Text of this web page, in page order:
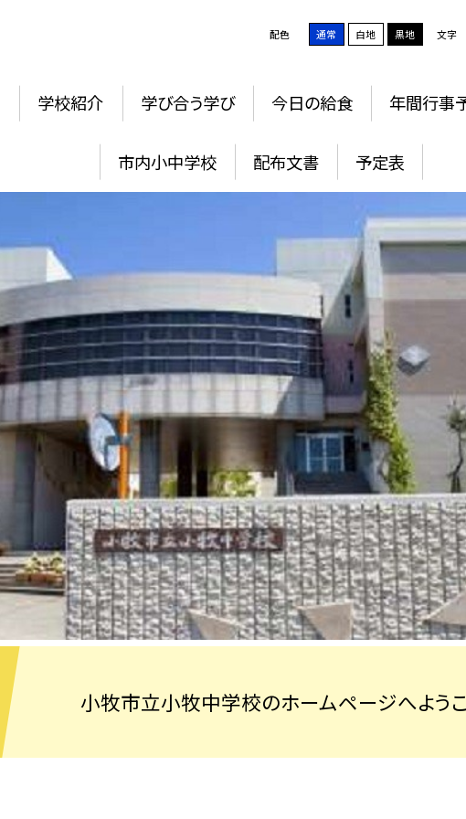
配色 通常 白地 黒地 文字
学校紹介 学び合う学び 今日の給食 年間行事
市内小中学校 配布文書 予定表
小牧市立小牧中学校のホームページへようこ